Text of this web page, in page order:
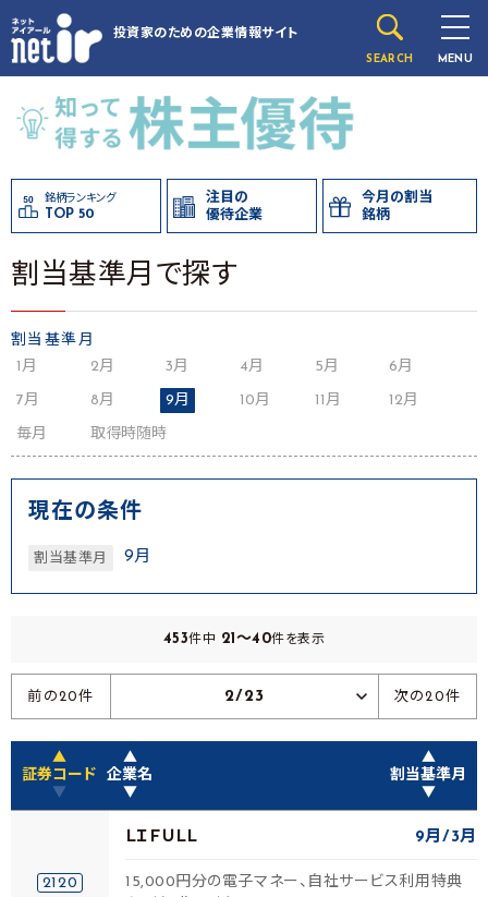
投資家のための企業情報サイト
SEARCH MENU
銘柄ランキング
TOP 50
注目の
優待企業
今月の割当
銘柄
割当基準月で探す
割当基準月
1月
2月 3月 4月 5月 6月
7月 8月 9月 10月 11月 12月
毎月 取得時随時
現在の条件
割当基準月 9月
453件中 21～40件を表示
前の20件 2/23 次の20件
▲
証券コード
▼
▲
企業名
▼
▲
割当基準月
▼
2120
ＬＩＦＵＬＬ 9月 3月
15,000円分の電子マネー、自社サービス利用特典